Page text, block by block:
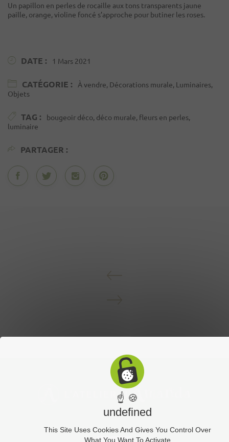
Un papillon en perles de rocaille aux tons transparents jaune
paille, orange, violine foncé s’approche pour butiner les roses.
DATE : 1 Mars 2021
CATÉGORIE :
À vendre, Décorations murale, Luminaires,
Objets
TAG :
bougeoir déco, déco murale, fleurs en perles,
luminaire
PARTAGER :
☝ 🍪
undefined
This Site Uses Cookies And Gives You Control Over
What You Want To Activate